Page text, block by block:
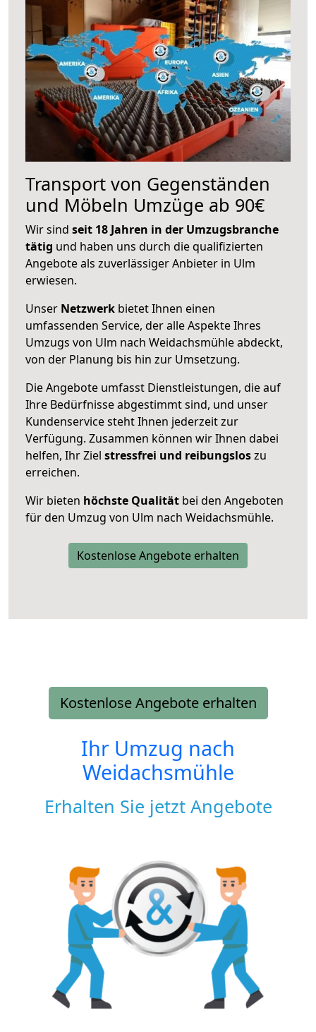
Transport von Gegenständen
und Möbeln Umzüge ab 90€
Wir sind seit 18 Jahren in der Umzugsbranche
tätig und haben uns durch die qualifizierten
Angebote als zuverlässiger Anbieter in Ulm
erwiesen.
Unser Netzwerk bietet Ihnen einen
umfassenden Service, der alle Aspekte Ihres
Umzugs von Ulm nach Weidachsmühle abdeckt,
von der Planung bis hin zur Umsetzung.
Die Angebote umfasst Dienstleistungen, die auf
Ihre Bedürfnisse abgestimmt sind, und unser
Kundenservice steht Ihnen jederzeit zur
Verfügung. Zusammen können wir Ihnen dabei
helfen, Ihr Ziel stressfrei und reibungsloszu
erreichen.
Wir bieten höchste Qualität bei den Angeboten
für den Umzug von Ulm nach Weidachsmühle.
Kostenlose Angebote erhalten
Kostenlose Angebote erhalten
Ihr Umzug nach
Weidachsmühle
Erhalten Sie jetzt Angebote